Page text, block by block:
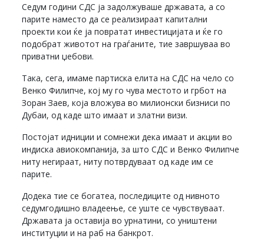
Седум години СДС ја задолжуваше државата, а со
парите наместо да се реализираат капитални
проекти кои ќе ја повратат инвестицијата и ќе го
подобрат животот на граѓаните, тие завршуваа во
приватни џебови.
Така, сега, имаме партиска елита на СДС на чело со
Венко Филипче, кој му го чува местото и грбот на
Зоран Заев, која вложува во милионски бизниси по
Дубаи, од каде што имаат и златни визи.
Постојат идниции и сомнежи дека имаат и акции во
индиска авиокомпанија, за што СДС и Венко Филипче
ниту негираат, ниту потврдуваат од каде им се
парите.
Додека тие се богатеа, последиците од нивното
седумгодишно владеење, се уште се чувствуваат.
Државата ја оставија во урнатини, со уништени
институции и на раб на банкрот.